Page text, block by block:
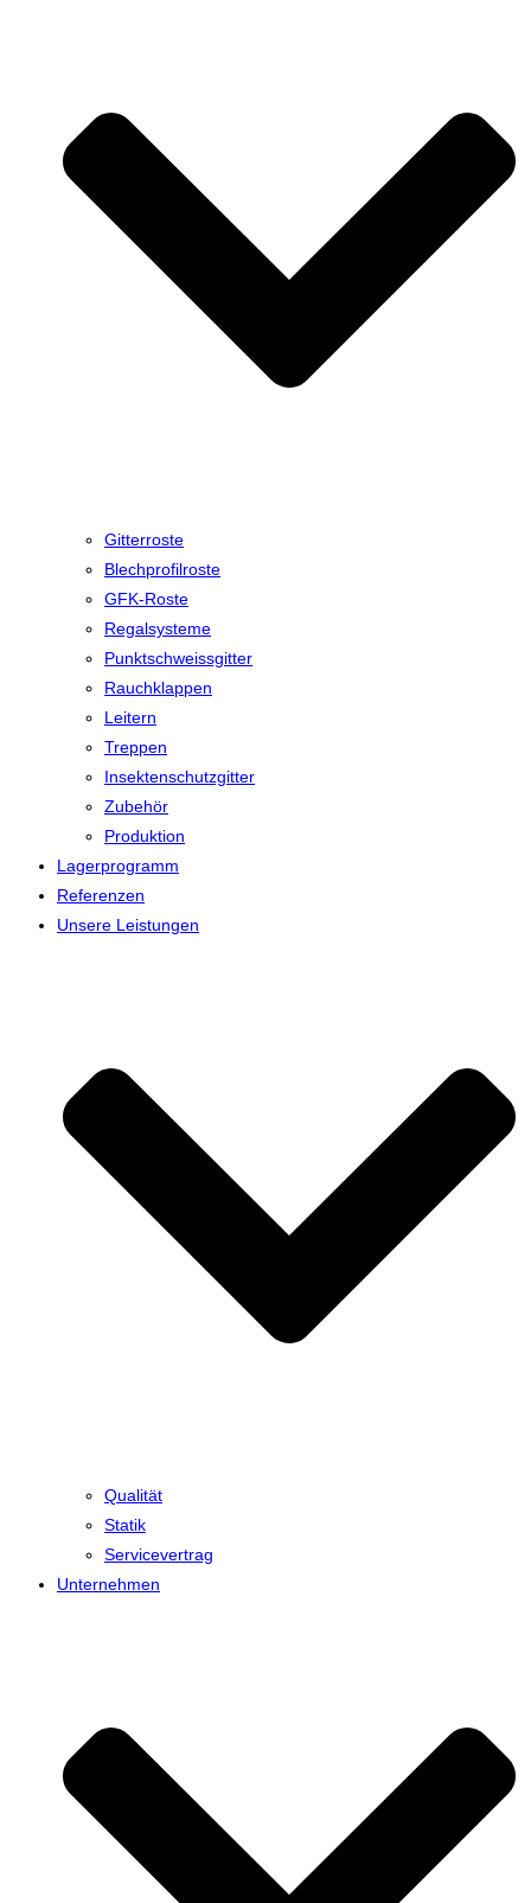
Gitterroste
Blechprofilroste
GFK-Roste
Regalsysteme
Punktschweissgitter
Rauchklappen
Leitern
Treppen
Insektenschutzgitter
Zubehör
Produktion
Lagerprogramm
Referenzen
Unsere Leistungen
Qualität
Statik
Servicevertrag
Unternehmen